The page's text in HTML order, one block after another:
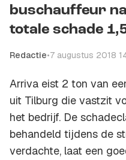
buschauffeur
totale schade
Redactie•7 augustus 2018
Arriva eist 2 ton van
uit Tilburg die vastzit
het bedrijf. De
behandeld tijdens de
verdachte, laat een